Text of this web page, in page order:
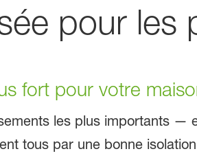
pour les
fort pour votre
les plus importants —
tous par une bonne